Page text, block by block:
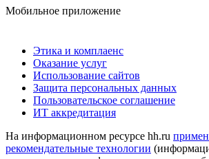
Мобильное приложение
Этика и комплаенс
Оказание услуг
Использование сайтов
Защита персональных данных
Пользовательское соглашение
ИТ аккредитация
На информационном ресурсе hh.ru
рекомендательные технологии